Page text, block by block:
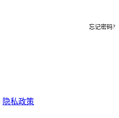
忘记密码?
隐私政策